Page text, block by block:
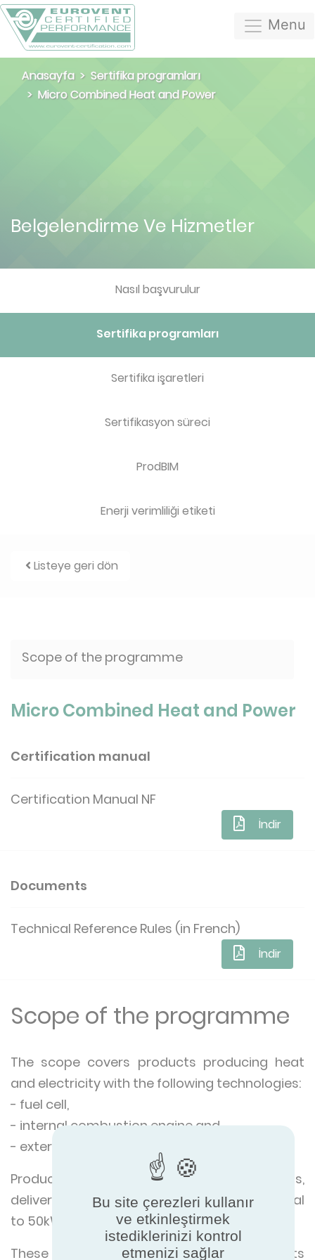
Menu
Anasayfa
Sertifika programları
Micro Combined Heat and Power
Belgelendirme Ve Hizmetler
Nasıl başvurulur
Sertifika programları
Sertifika işaretleri
Sertifikasyon süreci
ProdBIM
Enerji verimliliği etiketi
Listeye geri dön
Scope of the programme
Micro Combined Heat and Power
Certification manual
Certification Manual NF
İndir
Documents
Technical Reference Rules (in French)
İndir
Scope of the programme
The scope covers products producing heat
and electricity with the following technologies:
- fuel cell,
- internal combustion engine and
- external combustion engine.
Products covered: Appliances fueled by gas,
delivering an electric power less than or equal
to 50kW are covered.
These appliances could include the products
Bu site çerezleri kullanır
ve etkinleştirmek
istediklerinizi kontrol
etmenizi sağlar